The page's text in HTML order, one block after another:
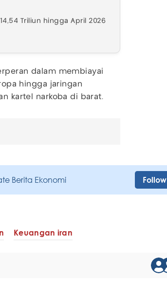
Triliun hingga April 2026
dalam membiayai
hingga jaringan
kartel narkoba di barat.
Berita Ekonomi Follow
Keuangan iran